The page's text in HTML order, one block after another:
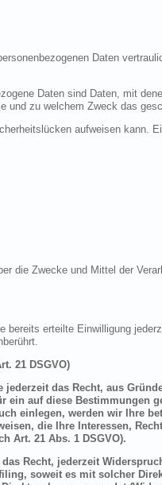
Daten
Daten sind Daten, mit
und zu welchem Zweck das
aufweisen kann.
die Zwecke und Mittel der
erteilte Einwilligung
21 DSGVO)
das Recht, aus
auf diese Bestimmungen
einlegen, werden wir Ihre
die Ihre Interessen,
Art. 21 Abs. 1 DSGVO).
Recht, jederzeit
soweit es mit solcher